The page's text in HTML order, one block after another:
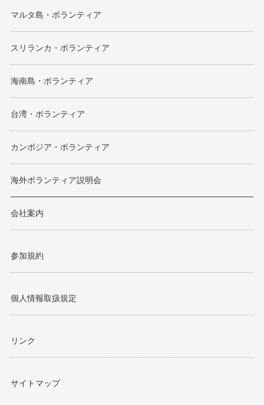
マルタ島・ボランティア
スリランカ・ボランティア
海南島・ボランティア
台湾・ボランティア
カンボジア・ボランティア
海外ボランティア説明会
会社案内
参加規約
個人情報取扱規定
リンク
サイトマップ